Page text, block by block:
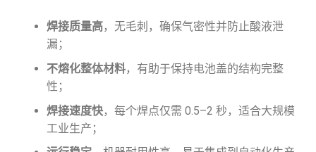
焊接质量高，无毛刺，确保气密性并防止酸液泄
漏；
不熔化整体材料，有助于保持电池盖的结构完整
性；
焊接速度快，每个焊点仅需 0.5–2 秒，适合大规模
工业生产；